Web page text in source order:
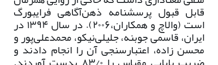
قابل قبول پرسشنامه ذهن‌آگاهی فرایبورگ
است (والاچ و همکاران،۲۰۰۶). در سال ۱۳۹۴ در
ایران، قاسمی جوبنه، جلیلی‌نیکو، محمدعلی‌پور و
محسن زاده، اعتبارسنجی آن را انجام دادند و